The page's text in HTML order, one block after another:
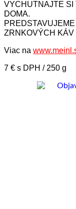
VYCHUTNAJTE SI
DOMA.
ZRNKOVÝCH KÁV
Viac na
7 € s DPH / 250 g